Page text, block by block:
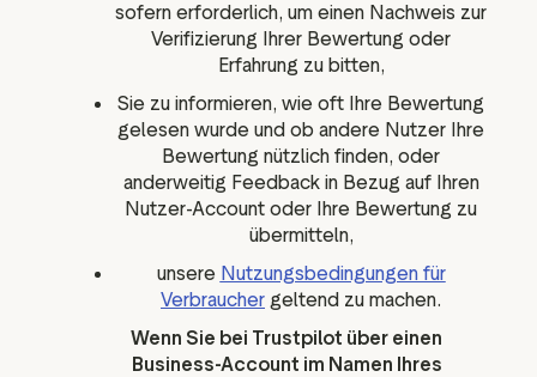
sofern erforderlich, um einen Nachweis zur
Verifizierung Ihrer Bewertung oder
Erfahrung zu bitten,
Sie zu informieren, wie oft Ihre Bewertung
gelesen wurde und ob andere Nutzer Ihre
Bewertung nützlich finden, oder
anderweitig Feedback in Bezug auf Ihren
Nutzer-Account oder Ihre Bewertung zu
übermitteln,
unsere Nutzungsbedingungen für
Verbraucher geltend zu machen.
Wenn Sie bei Trustpilot über einen
Business-Account im Namen Ihres